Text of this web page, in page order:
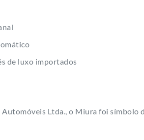
de luxo importados
Ltda., o Miura foi símbolo